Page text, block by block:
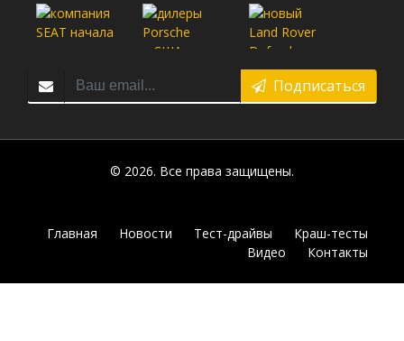
Подписаться
© 2026. Все права защищены.
Главная Новости Тест-драйвы
Краш-тесты
Видео
Контакты